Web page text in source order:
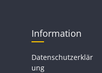
Information
Datenschutzerklär
ung